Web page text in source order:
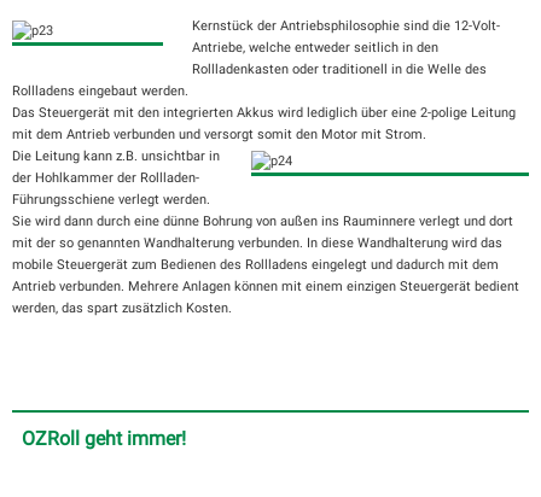
Kernstück der Antriebsphilosophie sind die 12-Volt-
Antriebe, welche entweder seitlich in den
Rollladenkasten oder traditionell in die Welle des
Rollladens eingebaut werden.
Das Steuergerät mit den integrierten Akkus wird lediglich über eine 2-polige Leitung
mit dem Antrieb verbunden und versorgt somit den Motor mit Strom.
Die Leitung kann z.B. unsichtbar in
der Hohlkammer der Rollladen-
Führungsschiene verlegt werden.
Sie wird dann durch eine dünne Bohrung von außen ins Rauminnere verlegt und dort
mit der so genannten Wandhalterung verbunden. In diese Wandhalterung wird das
mobile Steuergerät zum Bedienen des Rollladens eingelegt und dadurch mit dem
Antrieb verbunden. Mehrere Anlagen können mit einem einzigen Steuergerät bedient
werden, das spart zusätzlich Kosten.
OZRoll geht immer!